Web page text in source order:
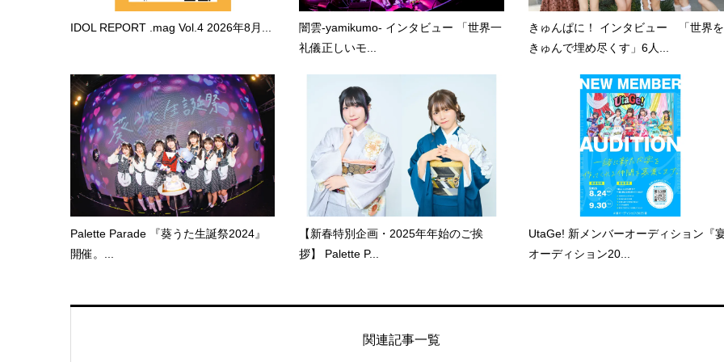
IDOL REPORT .mag Vol.4 2026年8月...
闇雲-yamikumo- インタビュー 「世界一
礼儀正しいモ...
きゅんぱに！ インタビュー 「世界を
きゅんで埋め尽くす」6人...
Palette Parade 『葵うた生誕祭2024』
開催。...
【新春特別企画・2025年年始のご挨
拶】 Palette P...
UtaGe! 新メンバーオーディション『
オーディション20...
関連記事一覧